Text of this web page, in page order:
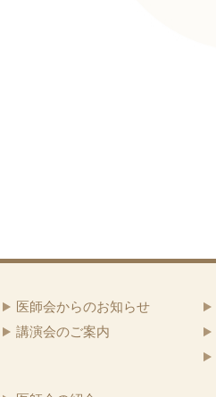
医師会からのお知らせ
講演会のご案内